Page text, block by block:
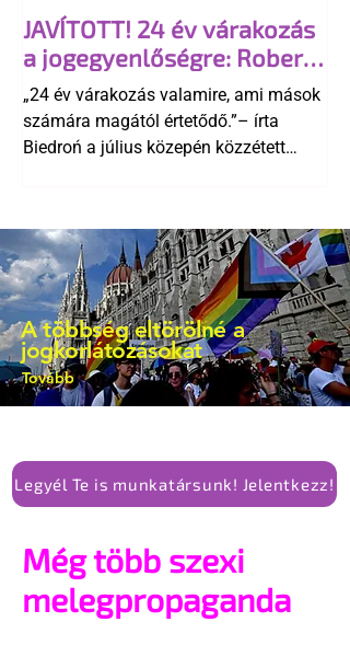
elismerését. Közben az ellenzéken belül
is vita robbant ki arról, hogy vissza
kellene-e vonni a kormány konzervatív
alkotmánymódosítását
JAVÍTOTT! 24 év várakozás
a jogegyenlőségre: Robert
Biedroń megindító üzenete
a lengyel bejegyzett
élettársi kapcsolatokért
„24 év várakozás valamire, ami mások
számára magától értetődő.”– írta
Biedroń a július közepén közzétett
A többség eltörölné a
jogkorlátozásokat
Tovább
Legyél Te is munkatársunk! Jelentkezz!
Még több szexi
melegpropaganda